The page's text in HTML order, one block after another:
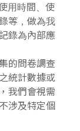
用時間、使
等，做為我
錄為內部應
的問卷調查
統計數據或
我們會視需
涉及特定個